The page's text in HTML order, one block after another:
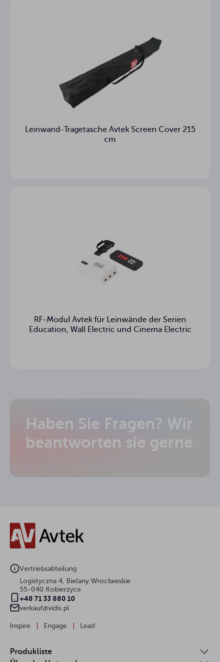
10 kg
Bruttogewicht 11.4 kg
Garantie (Jahre)
Leinwand-Tragetasche Avtek Screen Cover 215
cm
RF-Modul Avtek für Leinwände der Serien
Education, Wall Electric und Cinema Electric
Haben Sie Fragen? Wir
beantworten sie gerne
Vertriebsabteilung
Logistyczna 4, Bielany Wrocławskie
55-040 Kobierzyce
+48 71 33 880 10
verkauf@vidis.pl
Inspire Engage Lead
Produkliste